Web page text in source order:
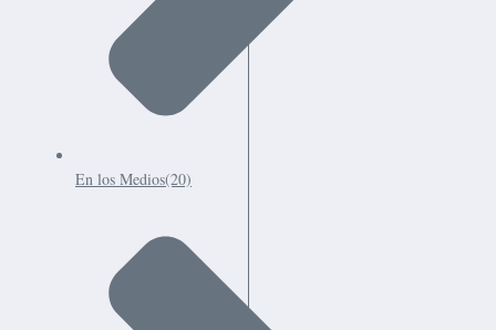
En los Medios(20)